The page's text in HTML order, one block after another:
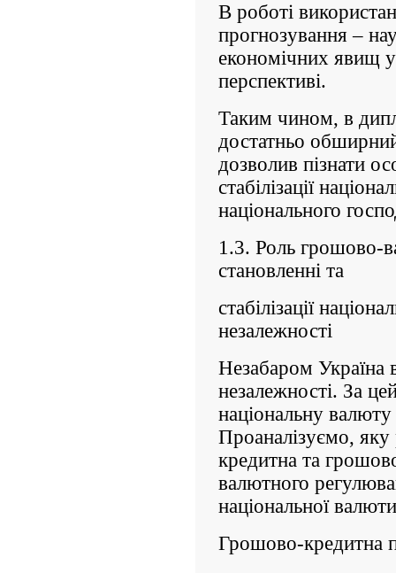
В роботі
прогнозування –
економічних явищ у
перспективі.
Таким чином, в
достатньо
дозволив пізнати
стабілізації
національного
1.3. Роль грошово-
становленні та
стабілізації
незалежності
Незабаром Україна
незалежності. За
національну валюту
Проаналізуємо, яку
кредитна та
валютного
національної
Грошово-кредитна